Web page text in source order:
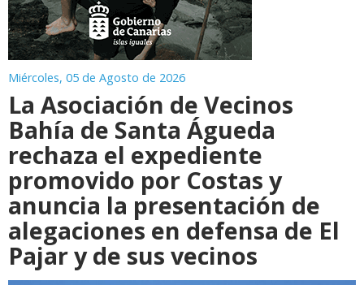
Miércoles, 05 de Agosto de 2026
La Asociación de Vecinos
Bahía de Santa Águeda
rechaza el expediente
promovido por Costas y
anuncia la presentación de
alegaciones en defensa de El
Pajar y de sus vecinos